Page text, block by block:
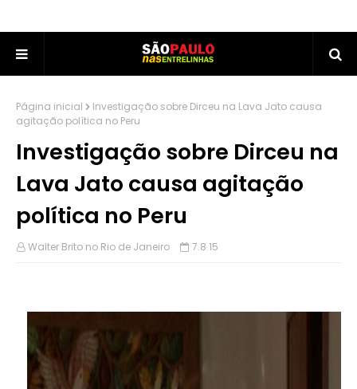
Página inicial
Investigação sobre Dirceu na Lava Jato causa
agitação política no Peru
Investigação sobre Dirceu na
Lava Jato causa agitação
política no Peru
Walter Brito no Rio de Janeiro 7.8.15